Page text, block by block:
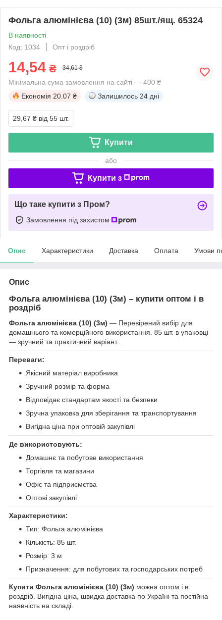
Фольга алюмінієва (10) (3м) 85шт./ящ. 65324
В наявності
Код: 1034
Опт і роздріб
14,54 ₴ 34,61 ₴
Мінімальна сума замовлення на сайті — 400 ₴
Економія 20.07 ₴ Залишилось 24 дні
29,67 ₴ від 55 шт.
Купити
або
Купити з
Що таке купити з Пром?
Замовлення під захистом
Опис Характеристики Доставка Оплата Умови
Опис
Фольга алюмінієва (10) (3м) – купити оптом і в
роздріб
Фольга алюмінієва (10) (3м) — Перевірений вибір для
домашнього та комерційного використання. 85 шт. в упаковці
— зручний та практичний варіант..
Переваги:
Якісний матеріал виробника
Зручний розмір та форма
Відповідає стандартам якості та безпеки
Зручна упаковка для зберігання та транспортування
Вигідна ціна при оптовій закупівлі
Де використовують:
Домашнє та побутове використання
Торгівля та магазини
Офіс та підприємства
Оптові закупівлі
Характеристики:
Тип: Фольга алюмінієва
Кількість: 85 шт.
Розмір: 3 м
Призначення: для побутових та господарських потреб
Купити Фольга алюмінієва (10) (3м) можна оптом і в
роздріб. Вигідна ціна, швидка доставка по Україні та постійна
наявність на складі.